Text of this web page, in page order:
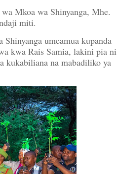
Mkoa wa Shinyanga, Mhe.
miti.
umeamua kupanda
kwa Rais Samia, lakini pia ni
kukabiliana na mabadiliko ya